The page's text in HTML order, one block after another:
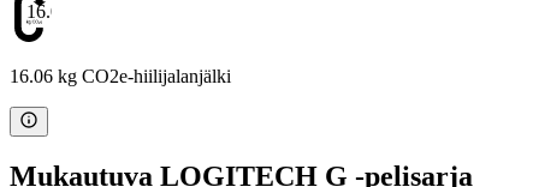
16.06
16.06 kg CO2e-hiilijalanjälki
Mukautuva LOGITECH G -pelisarja